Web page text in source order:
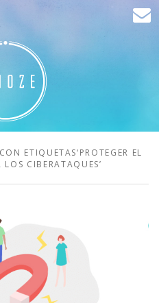
ETIQUETAS‘PROTEGER EL
CIBERATAQUES’